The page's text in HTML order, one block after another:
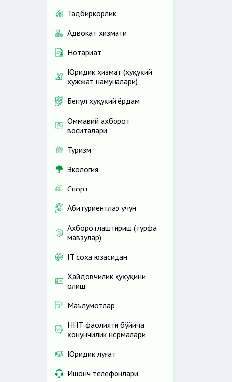
Тадбиркорлик
Адвокат хизмати
Нотариат
Юридик хизмат (ҳуқуқий
ҳужжат намуналари)
Бепул ҳуқуқий ёрдам
Оммавий ахборот
воситалари
Туризм
Экология
Спорт
Абитуриентлар учун
Ахборотлаштириш (турфа
мавзулар)
IT соҳа юзасидан
Ҳайдовчилик ҳуқуқини
олиш
Маълумотлар
ННТ фаолияти бўйича
қонунчилик нормалари
Юридик луғат
Ишонч телефонлари